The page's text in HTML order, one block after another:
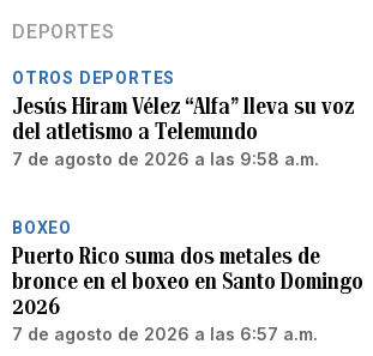
DEPORTES
OTROS DEPORTES
Jesús Hiram Vélez “Alfa” lleva su voz
del atletismo a Telemundo
7 de agosto de 2026 a las 9:58 a.m.
BOXEO
Puerto Rico suma dos metales de
bronce en el boxeo en Santo Domingo
2026
7 de agosto de 2026 a las 6:57 a.m.